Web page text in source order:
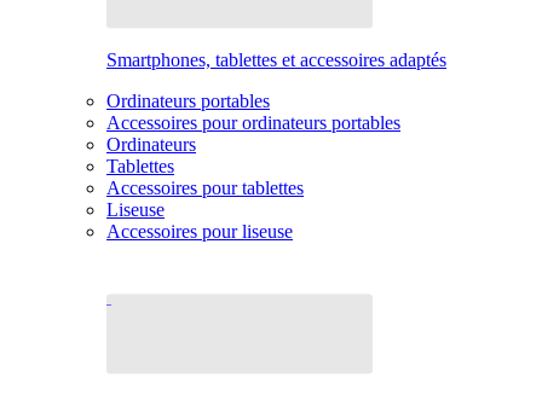
Smartphones, tablettes et accessoires adaptés
Ordinateurs portables
Accessoires pour ordinateurs portables
Ordinateurs
Tablettes
Accessoires pour tablettes
Liseuse
Accessoires pour liseuse